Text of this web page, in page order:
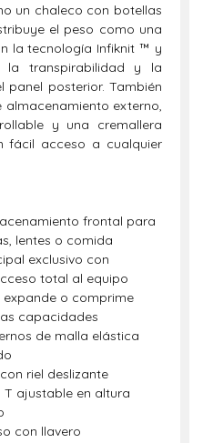
un chaleco con botellas
el peso como una
la tecnología Infiknit ™ y
la transpirabilidad y la
posterior. También
externo,
y una cremallera
fácil acceso a cualquier
frontal para
lentes o comida
exclusivo con
total al equipo
expande o comprime
capacidades
de malla elástica
riel deslizante
T ajustable en altura
con llavero